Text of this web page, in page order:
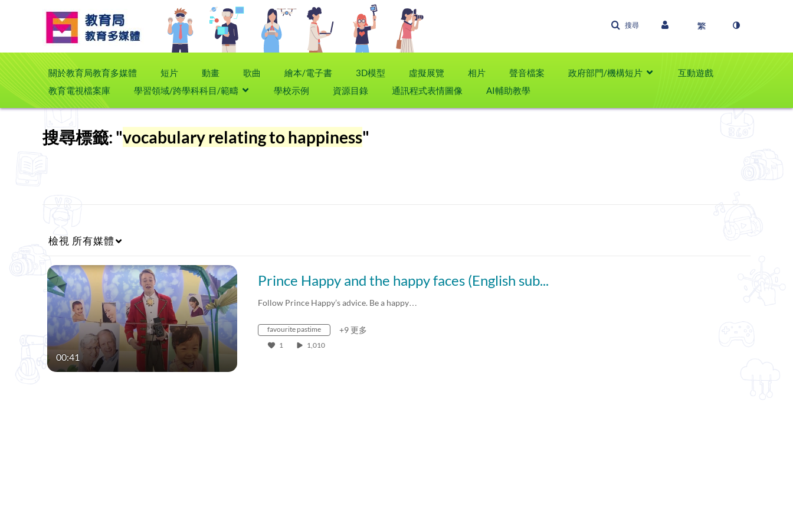
搜尋
關於教育局教育多媒體 短片 動畫 歌曲 繪本/電子書 3D模型 虛擬展覽 相片 聲音檔案 政府部門/機構短片
互動遊戲
教育電視檔案庫
學習領域/跨學科科目/範疇 學校示例 資源目錄 通訊程式表情圖像 AI輔助教學
搜尋標籤: "vocabulary relating to happiness"
檢視 所有媒體
00:41
Prince Happy and the happy faces (English subtitles available)
Follow Prince Happy’s advice. Be a happy…
favourite pastime +9 更多
1 1,010